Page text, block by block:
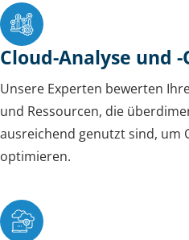
Cloud-Analyse und
Unsere Experten bewerten
und Ressourcen, die
ausreichend genutzt sind, um
optimieren.